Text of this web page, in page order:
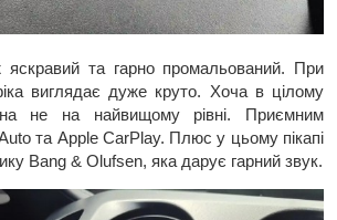
яскравий та гарно промальований. При
виглядає дуже круто. Хоча в цілому
не на найвищому рівні. Приємним
та Apple CarPlay. Плюс у цьому пікапі
Bang & Olufsen, яка дарує гарний звук.